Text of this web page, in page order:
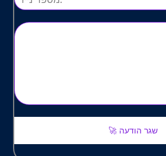
שגר הודעה 🚀